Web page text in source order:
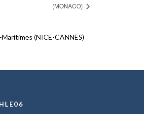
(MONACO)
(NICE-CANNES)